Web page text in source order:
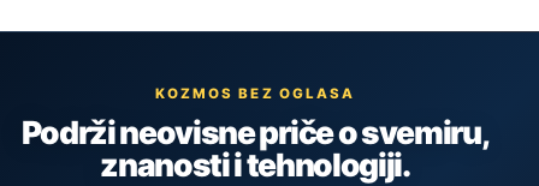
KOZMOS BEZ OGLASA
Podrži neovisne priče o svemiru,
znanosti i tehnologiji.